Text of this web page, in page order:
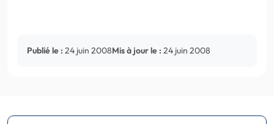
Publié le : 24 juin 2008Mis à jour le : 24 juin 2008